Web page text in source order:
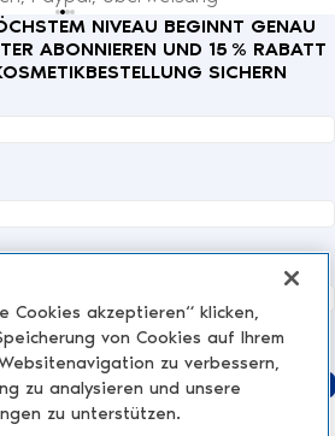
NIVEAU BEGINNT GENAU
ABONNIEREN UND 15 % RABATT
SICHERN
vollständig.*
Senden
Cookies akzeptieren“ klicken,
von Cookies auf Ihrem
zu verbessern,
zu analysieren und unsere
zu unterstützen.